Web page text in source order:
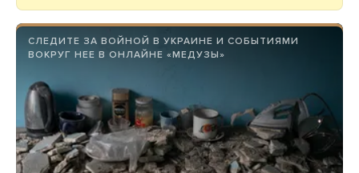
СЛЕДИТЕ ЗА ВОЙНОЙ В УКРАИНЕ И СОБЫТИЯМИ
ВОКРУГ НЕЕ В ОНЛАЙНЕ «МЕДУЗЫ»